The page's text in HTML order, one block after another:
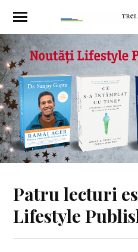
Patru lecturi
Lifestyle